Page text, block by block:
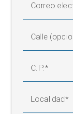
Correo
Calle
C. P.
Localidad